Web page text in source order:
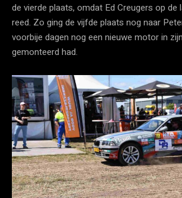
de vierde plaats, omdat Ed Creugers op
reed. Zo ging de vijfde plaats nog naar
voorbije dagen nog een nieuwe motor in
gemonteerd had.